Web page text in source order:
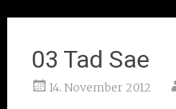
03 Tad Sae
14. November 2012